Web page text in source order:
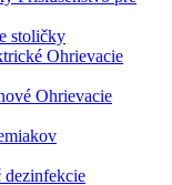
stoličky
Ohrievacie
Ohrievacie